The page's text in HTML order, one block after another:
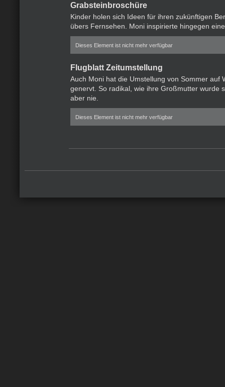
Grabsteinbroschüre
Kinder holen sich Ideen für ihren zukünftigen
übers Fernsehen. Moni inspirierte hingegen
Dieses Element ist nicht mehr verfügbar
Flugblatt Zeitumstellung
Auch Moni hat die Umstellung von Sommer auf
genervt. So radikal, wie ihre Großmutter wurde
aber nie.
Dieses Element ist nicht mehr verfügbar